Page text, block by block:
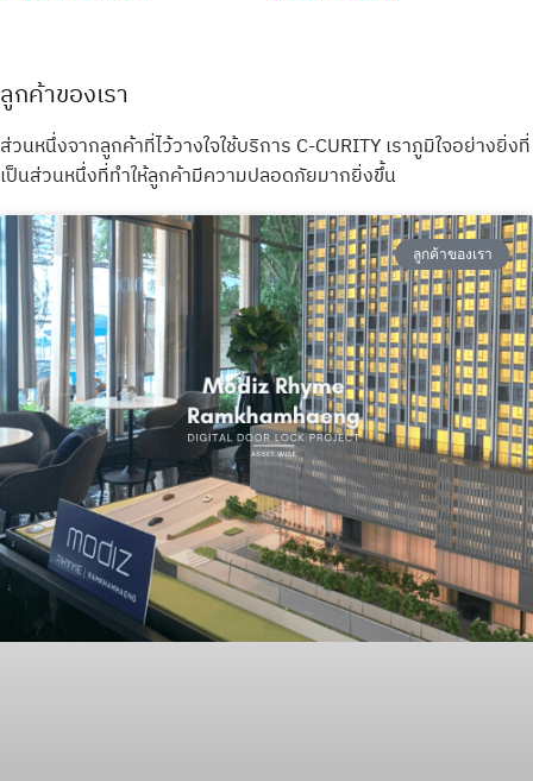
ลูกค้าของเรา
ส่วนหนึ่งจากลูกค้าที่ไว้วางใจใช้บริการ C-CURITY เราภูมิใจอย่างยิ่งที่
เป็นส่วนหนึ่งที่ทำให้ลูกค้ามีความปลอดภัยมากยิ่งขึ้น
ลูกค้าของเรา